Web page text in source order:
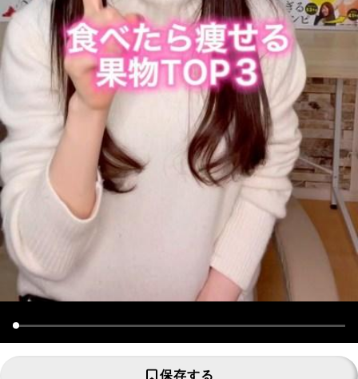
保存する